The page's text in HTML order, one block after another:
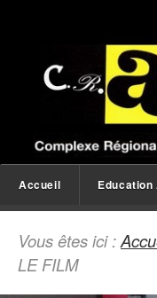
Accueil
Vous êtes ici :
LE FILM